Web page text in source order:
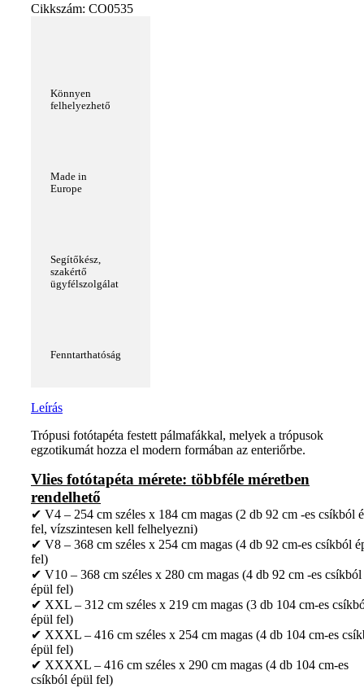
Cikkszám: CO0535
Könnyen
felhelyezhető
Made in
Europe
Segítőkész,
szakértő
ügyfélszolgálat
Fenntarthatóság
Leírás
Trópusi fotótapéta festett pálmafákkal, melyek a trópusok
egzotikumát hozza el modern formában az enteriőrbe.
Vlies fotótapéta mérete: többféle méretben
rendelhető
✔ V4 – 254 cm széles x 184 cm magas (2 db 92 cm -es csíkból
fel, vízszintesen kell felhelyezni)
✔ V8 – 368 cm széles x 254 cm magas (4 db 92 cm-es csíkból
fel)
✔ V10 – 368 cm széles x 280 cm magas (4 db 92 cm -es csíkból
épül fel)
✔ XXL – 312 cm széles x 219 cm magas (3 db 104 cm-es
épül fel)
✔ XXXL – 416 cm széles x 254 cm magas (4 db 104 cm-es
épül fel)
✔ XXXXL – 416 cm széles x 290 cm magas (4 db 104 cm-es
csíkból épül fel)